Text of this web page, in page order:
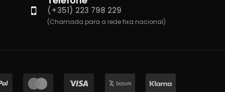
(+351) 223 798 229
(Chamada para a rede fixa nacional)